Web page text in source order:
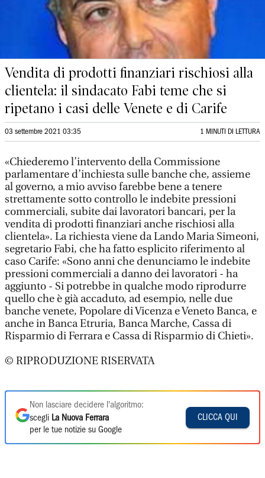
Vendita di prodotti finanziari rischiosi alla
clientela: il sindacato Fabi teme che si
ripetano i casi delle Venete e di Carife
03 settembre 2021 03:35 1 MINUTI DI LETTURA
«Chiederemo l’intervento della Commissione
parlamentare d’inchiesta sulle banche che, assieme
al governo, a mio avviso farebbe bene a tenere
strettamente sotto controllo le indebite pressioni
commerciali, subite dai lavoratori bancari, per la
vendita di prodotti finanziari anche rischiosi alla
clientela». La richiesta viene da Lando Maria Simeoni,
segretario Fabi, che ha fatto esplicito riferimento al
caso Carife: «Sono anni che denunciamo le indebite
pressioni commerciali a danno dei lavoratori - ha
aggiunto - Si potrebbe in qualche modo riprodurre
quello che è già accaduto, ad esempio, nelle due
banche venete, Popolare di Vicenza e Veneto Banca, e
anche in Banca Etruria, Banca Marche, Cassa di
Risparmio di Ferrara e Cassa di Risparmio di Chieti».
© RIPRODUZIONE RISERVATA
Non lasciare decidere l'algoritmo:
scegli La Nuova Ferrara
per le tue notizie su Google
CLICCA QUI